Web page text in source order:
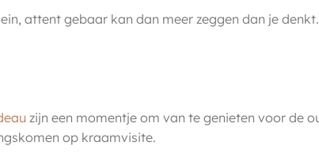
attent gebaar kan dan meer zeggen dan je
zijn een momentje om van te genieten voor de
op kraamvisite.